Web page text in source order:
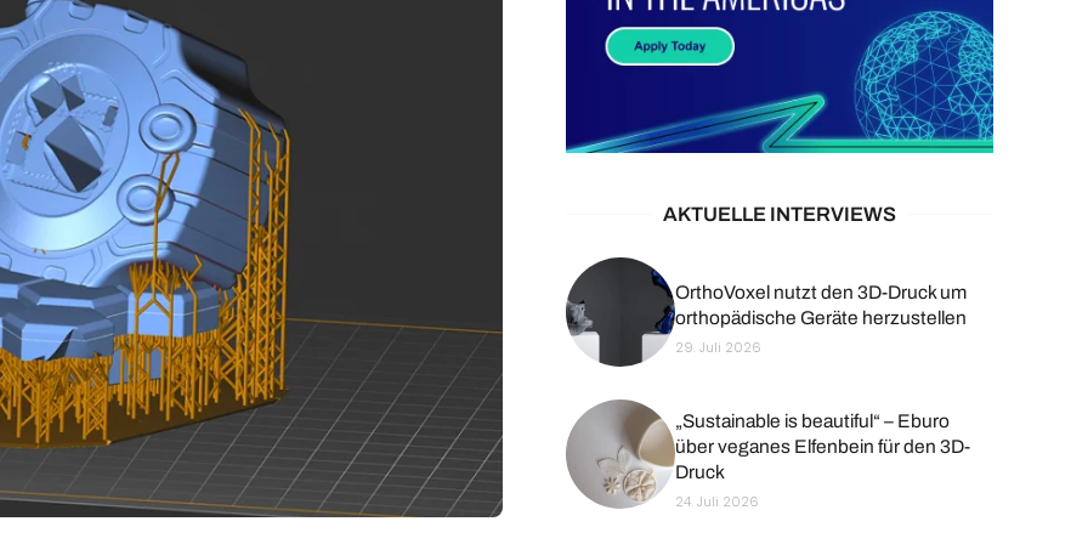
Business
Interviews
Rankings
Videos
AKTUELLE INTERVIEWS
OrthoVoxel nutzt den 3D-Druck um
orthopädische Geräte herzustellen
29. Juli 2026
„Sustainable is beautiful“ – Eburo
über veganes Elfenbein für den 3D-
Druck
24. Juli 2026